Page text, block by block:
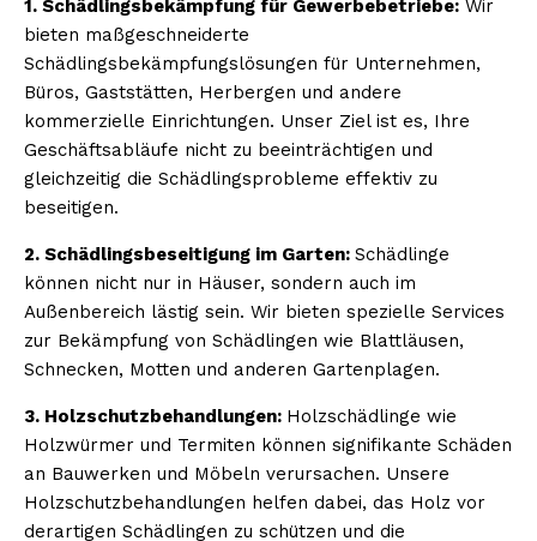
1. Schädlingsbekämpfung für Gewerbebetriebe: Wir
bieten maßgeschneiderte
Schädlingsbekämpfungslösungen für Unternehmen,
Büros, Gaststätten, Herbergen und andere
kommerzielle Einrichtungen. Unser Ziel ist es, Ihre
Geschäftsabläufe nicht zu beeinträchtigen und
gleichzeitig die Schädlingsprobleme effektiv zu
beseitigen.
2. Schädlingsbeseitigung im Garten: Schädlinge
können nicht nur in Häuser, sondern auch im
Außenbereich lästig sein. Wir bieten spezielle Services
zur Bekämpfung von Schädlingen wie Blattläusen,
Schnecken, Motten und anderen Gartenplagen.
3. Holzschutzbehandlungen: Holzschädlinge wie
Holzwürmer und Termiten können signifikante Schäden
an Bauwerken und Möbeln verursachen. Unsere
Holzschutzbehandlungen helfen dabei, das Holz vor
derartigen Schädlingen zu schützen und die